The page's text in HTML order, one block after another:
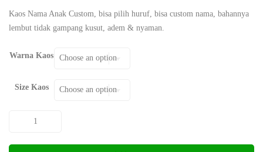
Kaos Nama Anak Custom, bisa pilih huruf, bisa custom nama, bahannya
lembut tidak gampang kusut, adem & nyaman.
Warna Kaos
Size Kaos
Anak